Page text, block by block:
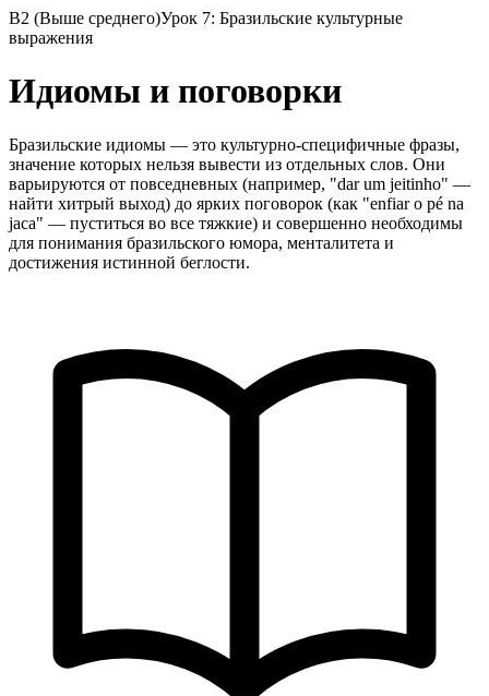
B2 (Выше среднего)Урок 7: Бразильские культурные
выражения
Идиомы и поговорки
Бразильские идиомы — это культурно-специфичные фразы,
значение которых нельзя вывести из отдельных слов. Они
варьируются от повседневных (например, "dar um jeitinho" —
найти хитрый выход) до ярких поговорок (как "enfiar o pé na
jaca" — пуститься во все тяжкие) и совершенно необходимы
для понимания бразильского юмора, менталитета и
достижения истинной беглости.